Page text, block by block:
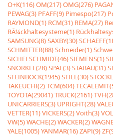
O+K(116)OM(217)OMG(276)
PEWAG(3) PFAFF(9) Pimespo(217)
RAYMOND(1) RCM(31) REMA(27)
RÃ¼ckhaltesysteme(1)
SAMSUNG(8)SAXBY(30)
SCHMITTER(88)Schneider(1)
SICHELSCHMIDT(46)SIEMENS(1)
SNORKEL(28)SPAL(3)STABAU(31)
STEINBOCK(1945)STILL(30)
TAKEUCHI(2)TCM(604)
TOYOTA(29041)TRUCK(2161)
UNICARRIERS(3) UPRIGHT(28)
VETTER(11)VICKERS(2)Voith(3)
VW(5)WACHE(2)WACKER(2)
YALE(1005)YANMAR(16)ZAPI(9)